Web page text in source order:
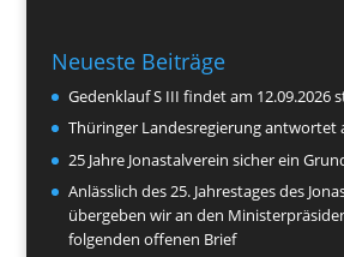
Neueste Beiträge
Gedenklauf S III findet am 12.09.2026
Thüringer Landesregierung antwortet
25 Jahre Jonastalverein sicher ein
Anlässlich des 25. Jahrestages des
übergeben wir an den
folgenden offenen Brief